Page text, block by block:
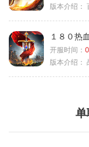
版本介绍：
１８０热
开服时间：
版本介绍：